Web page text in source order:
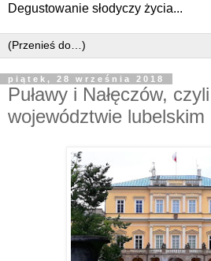
Degustowanie słodyczy życia...
piątek, 28 września 2018
Puławy i Nałęczów,
województwie lubelskim